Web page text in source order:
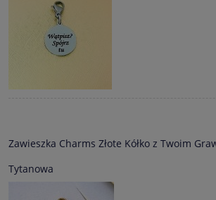
Zawieszka Charms Złote Kółko z Twoim
Tytanowa